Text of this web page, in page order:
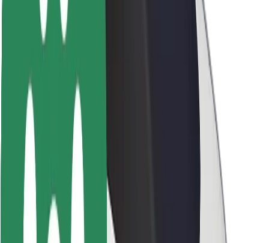
Безпека пасажирів
Безпека водіїв
Лабораторія безпеки
Розташування
Міські рішення
Аеропорти
Зарядні станції Bolt
Підтримка
Для пасажирів